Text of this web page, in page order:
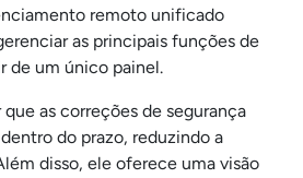
remoto unificado
as principais funções de
de um único painel.
as correções de segurança
do prazo, reduzindo a
disso, ele oferece uma visão